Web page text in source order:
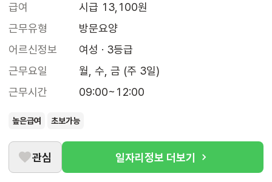
급여
시급 13,100원
근무유형
방문요양
어르신정보
여성 · 3등급
근무요일
월, 수, 금 (주 3일)
근무시간
09:00~12:00
높은급여 초보가능
관심 일자리정보 더보기